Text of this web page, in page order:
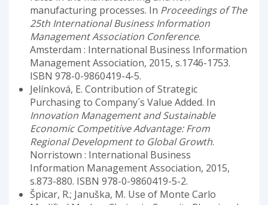
manufacturing processes. In Proceedings of The
25th International Business Information
Management Association Conference.
Amsterdam : International Business Information
Management Association, 2015, s.1746-1753.
ISBN 978-0-9860419-4-5.
Jelínková, E. Contribution of Strategic
Purchasing to Company´s Value Added. In
Innovation Management and Sustainable
Economic Competitive Advantage: From
Regional Development to Global Growth.
Norristown : International Business
Information Management Association, 2015,
s.873-880. ISBN 978-0-9860419-5-2.
Špicar, R.; Januška, M. Use of Monte Carlo